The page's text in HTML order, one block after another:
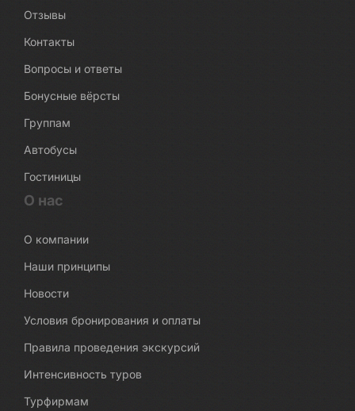
Отзывы
Контакты
Вопросы и ответы
Бонусные вёрсты
Группам
Автобусы
Гостиницы
О нас
О компании
Наши принципы
Новости
Условия бронирования и оплаты
Правила проведения экскурсий
Интенсивность туров
Турфирмам